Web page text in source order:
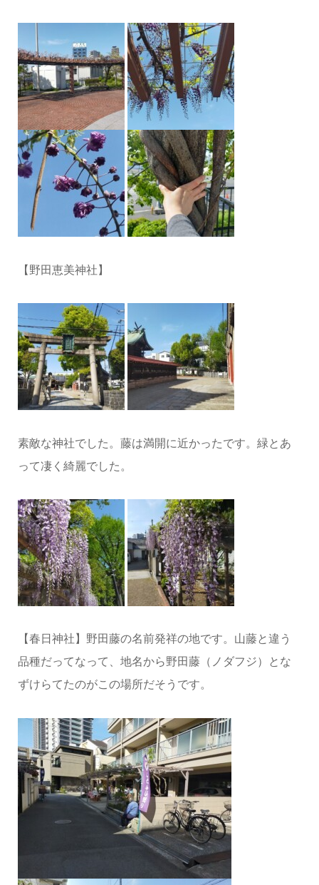
【野田恵美神社】
素敵な神社でした。藤は満開に近かったです。緑とあ
って凄く綺麗でした。
【春日神社】野田藤の名前発祥の地です。山藤と違う
品種だってなって、地名から野田藤（ノダフジ）とな
ずけらてたのがこの場所だそうです。